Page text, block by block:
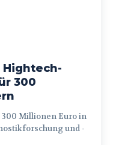
300
und -